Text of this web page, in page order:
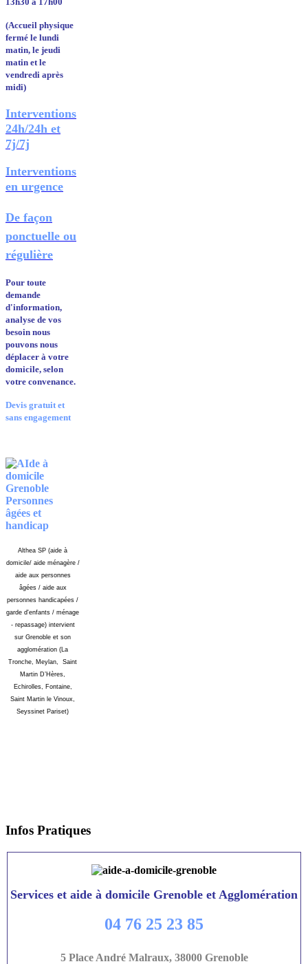
(Accueil physique
fermé le lundi
matin, le jeudi
matin et le
vendredi après
midi)
Interventions
24h/24h et
7j/7j
Interventions
en urgence
De façon
ponctuelle ou
régulière
Pour toute
demande
d'information,
analyse de vos
besoin nous
pouvons nous
déplacer à votre
domicile, selon
votre convenance.
Devis gratuit et
sans engagement
Althea SP (aide à
domicile/ aide ménagère /
aide aux personnes
âgées / aide aux
personnes handicapées /
garde d'enfants / ménage
- repassage) intervient
sur Grenoble et son
agglomération (La
Tronche, Meylan, Saint
Martin D’Hères,
Echirolles, Fontaine,
Saint Martin le Vinoux,
Seyssinet Pariset)
Infos Pratiques
Services et aide à domicile Grenoble et Agglomération
04 76 25 23 85
5 Place André Malraux, 38000 Grenoble